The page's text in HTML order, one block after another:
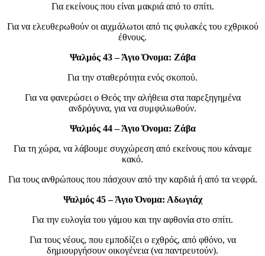
Για εκείνους που είναι μακριά από το σπίτι.
Για να ελευθερωθούν οι αιχμάλωτοι από τις φυλακές του εχθρικού
έθνους.
Ψαλμός 43 – Άγιο Όνομα: Ζάβα
Για την σταθερότητα ενός σκοπού.
Για να φανερώσει ο Θεός την αλήθεια στα παρεξηγημένα
ανδρόγυνα, για να συμφιλιωθούν.
Ψαλμός 44 – Άγιο Όνομα: Ζάβα
Για τη χώρα, να λάβουμε συγχώρεση από εκείνους που κάναμε
κακό.
Για τους ανθρώπους που πάσχουν από την καρδιά ή από τα νεφρά.
Ψαλμός 45 – Άγιο Όνομα: Αδωγιάχ
Για την ευλογία του γάμου και την αφθονία στο σπίτι.
Για τους νέους, που εμποδίζει ο εχθρός, από φθόνο, να
δημιουργήσουν οικογένεια (να παντρευτούν).